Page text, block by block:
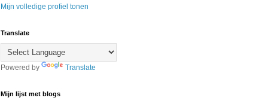
Mijn volledige profiel tonen
Translate
Powered by Translate
Mijn lijst met blogs